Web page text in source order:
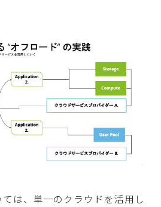
は、単一のクラウドを活用し